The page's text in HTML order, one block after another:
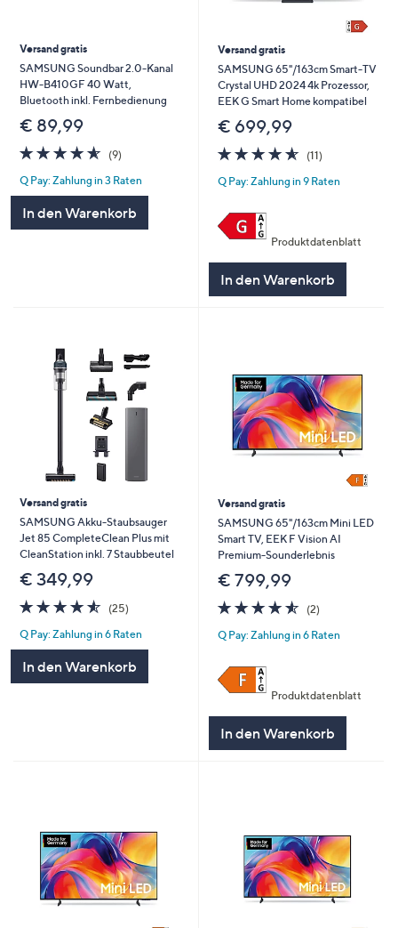
Versand gratis
SAMSUNG Soundbar 2.0-Kanal
HW-B410GF 40 Watt,
Bluetooth inkl. Fernbedienung
€ 89,99
4.6
von
5
(9)
Q Pay: Zahlung in 3 Raten
In den Warenkorb
Versand gratis
SAMSUNG 65"/163cm Smart-TV
Crystal UHD 2024 4k Prozessor,
EEK G Smart Home kompatibel
€ 699,99
4.5
von
5
(11)
Q Pay: Zahlung in 9 Raten
Produktdatenblatt
In den Warenkorb
Versand gratis
SAMSUNG Akku-Staubsauger
Jet 85 CompleteClean Plus mit
CleanStation inkl. 7 Staubbeutel
€ 349,99
4.5
von
5
(25)
Q Pay: Zahlung in 6 Raten
In den Warenkorb
Versand gratis
SAMSUNG 65"/163cm Mini LED
Smart TV, EEK F Vision AI
Premium-Sounderlebnis
€ 799,99
4.5
von
5
(2)
Q Pay: Zahlung in 6 Raten
Produktdatenblatt
In den Warenkorb